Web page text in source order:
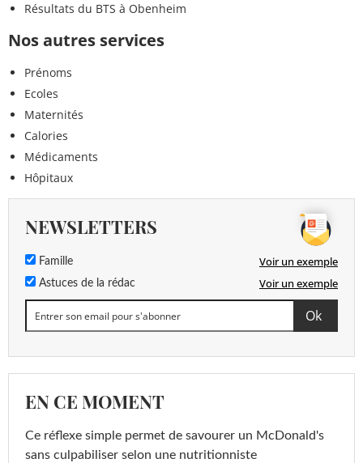
Résultats du BTS à Obenheim
Nos autres services
Prénoms
Ecoles
Maternités
Calories
Médicaments
Hôpitaux
NEWSLETTERS
Famille Voir un exemple
Astuces de la rédac Voir un exemple
EN CE MOMENT
Ce réflexe simple permet de savourer un McDonald's
sans culpabiliser selon une nutritionniste